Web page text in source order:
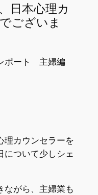
日本心理カ
ございま
ポート 主婦編
理カウンセラーを
について少しシェ
ながら、主婦業も